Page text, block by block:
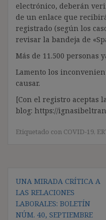
electrónico, deberán
de un enlace que
registrado (según los
revisar la bandeja de
Más de 11.500 personas
Lamento los
causar.
[Con el registro aceptas
blog: https://
Etiquetado con COVID-19,
Navegación
de
entradas
UNA MIRADA CRÍTICA A
LAS RELACIONES
LABORALES: BOLETÍN
NÚM. 40, SEPTIEMBRE